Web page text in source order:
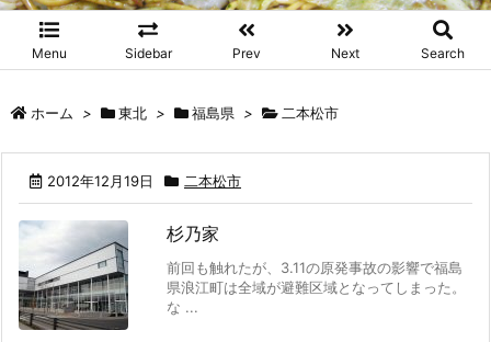
Menu Sidebar Prev Next Search
ホーム > 東北 > 福島県 > 二本松市
2012年12月19日 二本松市
杉乃家
前回も触れたが、3.11の原発事故の影響で福島
県浪江町は全域が避難区域となってしまった。
な ...